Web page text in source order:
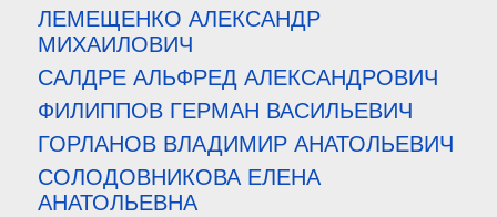
ЛЕМЕЩЕНКО АЛЕКСАНДР
МИХАИЛОВИЧ
САЛДРЕ АЛЬФРЕД АЛЕКСАНДРОВИЧ
ФИЛИППОВ ГЕРМАН ВАСИЛЬЕВИЧ
ГОРЛАНОВ ВЛАДИМИР АНАТОЛЬЕВИЧ
СОЛОДОВНИКОВА ЕЛЕНА
АНАТОЛЬЕВНА